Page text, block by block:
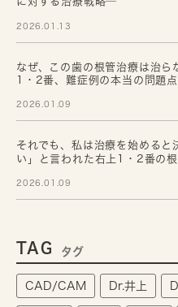
2026.01.13
なぜ、この歯の根管治療は治
1・2番、難症例の本当の問題
2026.01.09
それでも、私は治療を始める
い」と言われた右上1・2番の
2026.01.09
TAG タグ
CAD/CAM Dr.井上